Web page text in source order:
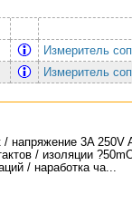
Измеритель
Измеритель
напряжение 3A 250V
/ изоляции
/ наработка ча...